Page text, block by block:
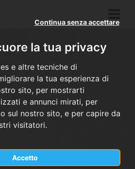
la tua privacy
e altre tecniche di
la tua esperienza di
sito, per mostrarti
e annunci mirati, per
sul nostro sito, e per capire da
visitatori.
Accetto
Continua senza accettare